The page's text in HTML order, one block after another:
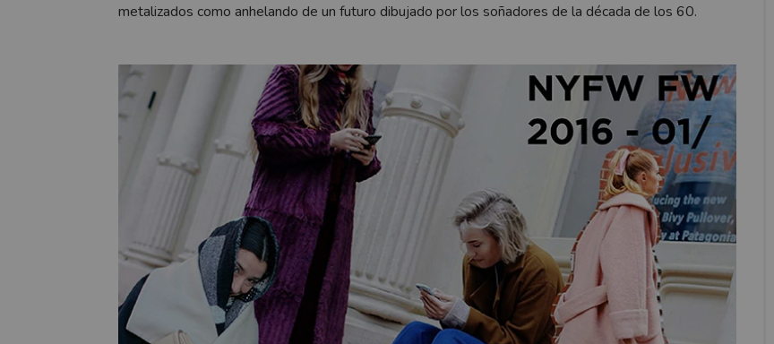
metalizados como anhelando de un futuro dibujado por los soñadores de la década de los 60.